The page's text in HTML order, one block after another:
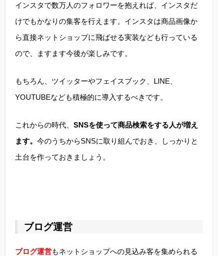
インスタで数万人のフォロワーを抱えれば、インスタだ
けでもかなりの集客を行えます。インスタは商品画像か
ら直接ネットショップに飛ばせる実装なども行っている
ので、ますます今後が楽しみです。
もちろん、ツイッターやフェイスブック、LINE、
YOUTUBEなども積極的に導入するべきです。
これからの時代、 SNSを使って商品検索をする人が増え
ます。 今のうちからSNSに取り組んでおき、しっかりと
土台を作っておきましょう。
ブログ運営
ブログ運営もネットショップへの見込み客を集められる